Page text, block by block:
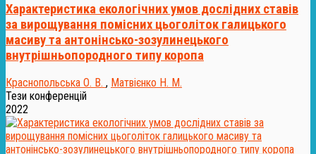
Характеристика екологічних умов дослідних ставів
за вирощування помісних цьоголіток галицького
масиву та антонінсько-зозулинецького
внутрішньопородного типу коропа
Краснопольська О. В. , Матвієнко Н. М.
Тези конференцій
2022